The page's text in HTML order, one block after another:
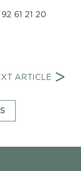
61 21 20
ARTICLE >